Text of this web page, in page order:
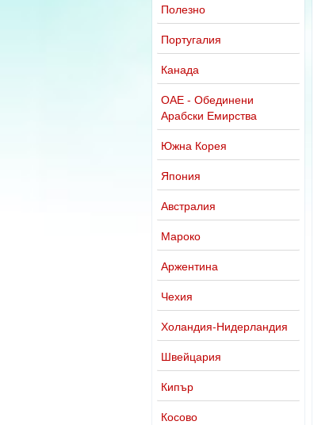
Полезно
Португалия
Канада
ОАЕ - Обединени
Арабски Емирства
Южна Корея
Япония
Австралия
Мароко
Аржентина
Чехия
Холандия-Нидерландия
Швейцария
Кипър
Косово